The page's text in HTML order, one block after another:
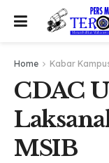
Home Kabar
CDAC
MSIB